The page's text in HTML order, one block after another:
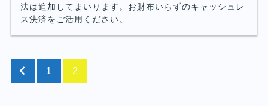
法は追加してまいります。お財布いらずのキャッシュレ
ス決済をご活用ください。
1 2